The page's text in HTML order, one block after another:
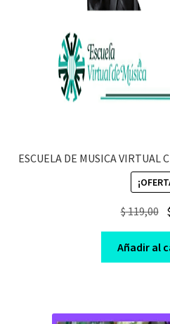
ESCUELA DE MUSICA VIRTUAL
$119,00
$
Añadir al